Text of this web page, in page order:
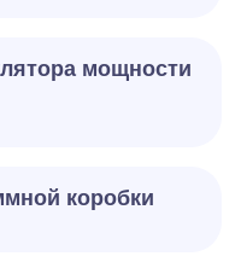
мощности
коробки